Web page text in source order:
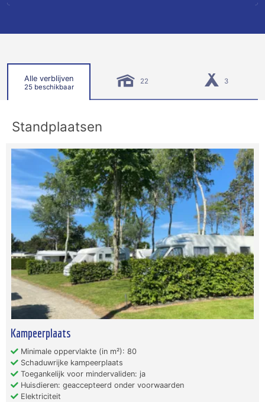
Alle verblijven
25 beschikbaar
22 3
Standplaatsen
Kampeerplaats
Minimale oppervlakte (in m²): 80
Schaduwrijke kampeerplaats
Toegankelijk voor mindervaliden: ja
Huisdieren: geaccepteerd onder voorwaarden
Elektriciteit